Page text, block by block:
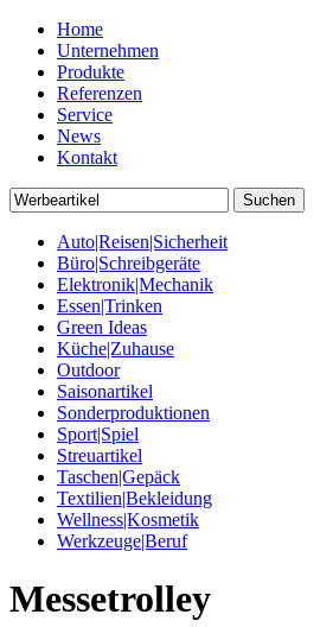
Home
Unternehmen
Produkte
Referenzen
Service
News
Kontakt
Auto|Reisen|Sicherheit
Büro|Schreibgeräte
Elektronik|Mechanik
Essen|Trinken
Green Ideas
Küche|Zuhause
Outdoor
Saisonartikel
Sonderproduktionen
Sport|Spiel
Streuartikel
Taschen|Gepäck
Textilien|Bekleidung
Wellness|Kosmetik
Werkzeuge|Beruf
Messetrolley